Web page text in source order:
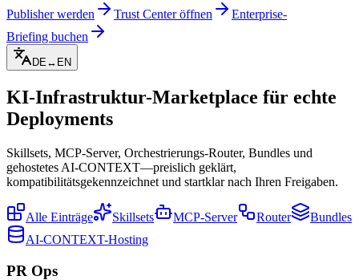
Publisher werden Trust Center öffnen
Enterprise-
Briefing buchen
DE↔ EN
KI-Infrastruktur-Marketplace für echte
Deployments
Skillsets, MCP-Server, Orchestrierungs-Router, Bundles und
gehostetes AI-CONTEXT—preislich geklärt,
kompatibilitätsgekennzeichnet und startklar nach Ihren Freigaben.
Alle Einträge Skillsets MCP-Server Router
Bundles
AI-CONTEXT-Hosting
PR Ops